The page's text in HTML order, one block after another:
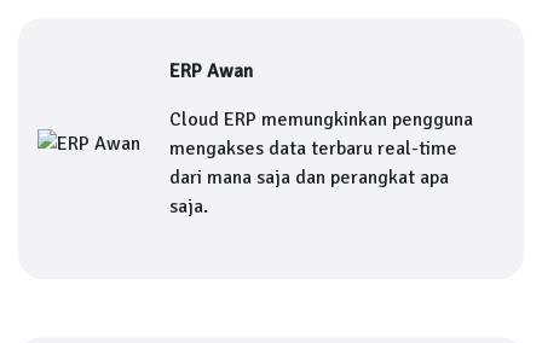
ERP Awan
Cloud ERP memungkinkan pengguna
mengakses data terbaru real-time
dari mana saja dan perangkat apa
saja.